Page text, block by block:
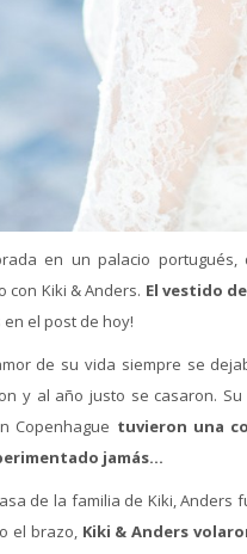
en un palacio
con Kiki & Anders. El vestido
en el post de hoy!
de su vida siempre se
y al año justo se casaron.
Copenhague tuvieron una
jamás…
de la familia de Kiki,
el brazo,Kiki & Anders